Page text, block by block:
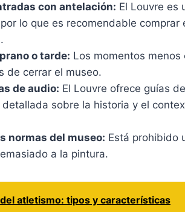
con antelación: El Louvre es
lo que es recomendable
o tarde: Los momentos
de cerrar el museo.
de audio: El Louvre ofrece guías
sobre la historia y el
normas del museo: Está prohibido
a la pintura.
atletismo: tipos y características